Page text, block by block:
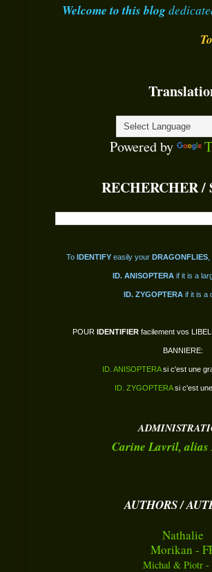
Welcome to this blog
Powered by
RECHERCHER /
To IDENTIFY easily your DRAGONFLIES
ID. ANISOPTERA if it is a
ID. ZYGOPTERA if it is a
POUR IDENTIFIER facilement vos
BANNIERE:
ID. ANISOPTERAsi c'est une
ID. ZYGOPTERAsi c'est une
Carine Lavril, alias
AUTHORS /
Nathalie
Morikan -
Michal & Piotr -